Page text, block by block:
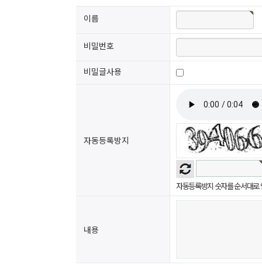
이름
비밀번호
비밀글사용
자동등록방지
자동등록방지 숫자를 순서대로
내용